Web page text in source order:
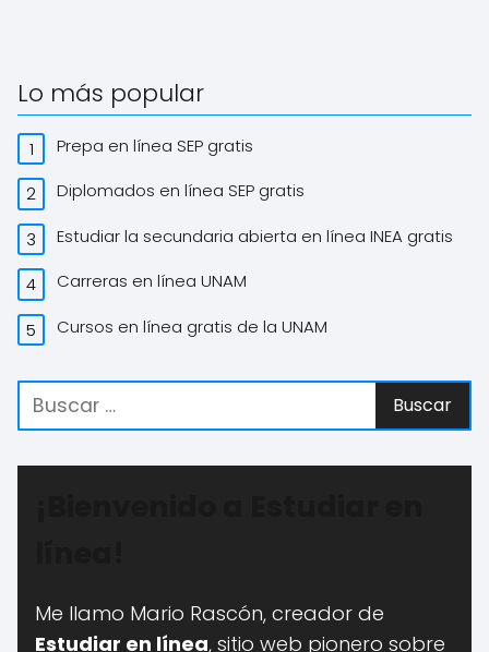
Lo más popular
Prepa en línea SEP gratis
Diplomados en línea SEP gratis
Estudiar la secundaria abierta en línea INEA gratis
Carreras en línea UNAM
Cursos en línea gratis de la UNAM
Me llamo Mario Rascón, creador de
Estudiar en línea, sitio web pionero sobre